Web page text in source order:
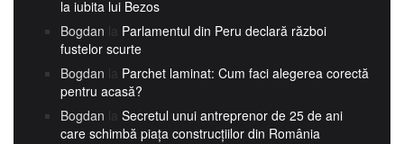
la iubita lui Bezos
Bogdan la Parlamentul din Peru declară război
fustelor scurte
Bogdan la Parchet laminat: Cum faci alegerea corectă
pentru acasă?
Bogdan la Secretul unui antreprenor de 25 de ani
care schimbă piața construcțiilor din România